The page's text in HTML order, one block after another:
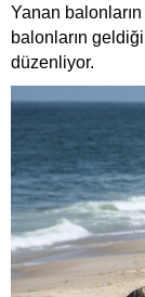
Yanan
balonların
düzenliyor.